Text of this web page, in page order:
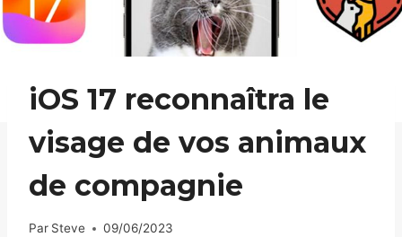
iOS 17 reconnaîtra le
visage de vos animaux
de compagnie
Par Steve 09/06/2023